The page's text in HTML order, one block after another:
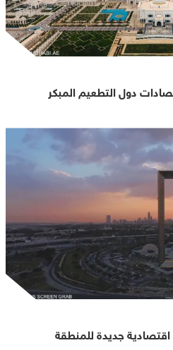
دول التطعيم المبكر
جديدة للمنطقة